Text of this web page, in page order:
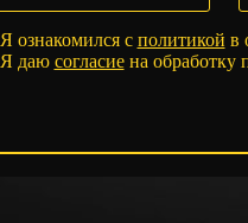
Я ознакомился с политикой в
Я даю согласиена обработку